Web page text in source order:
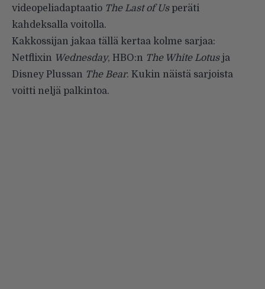
videopeliadaptaatio The Last of Usperäti
kahdeksalla voitolla.
Kakkossijan jakaa tällä kertaa kolme sarjaa:
Netflixin Wednesday, HBO:n The White Lotusja
Disney Plussan The Bear. Kukin näistä sarjoista
voitti neljä palkintoa.